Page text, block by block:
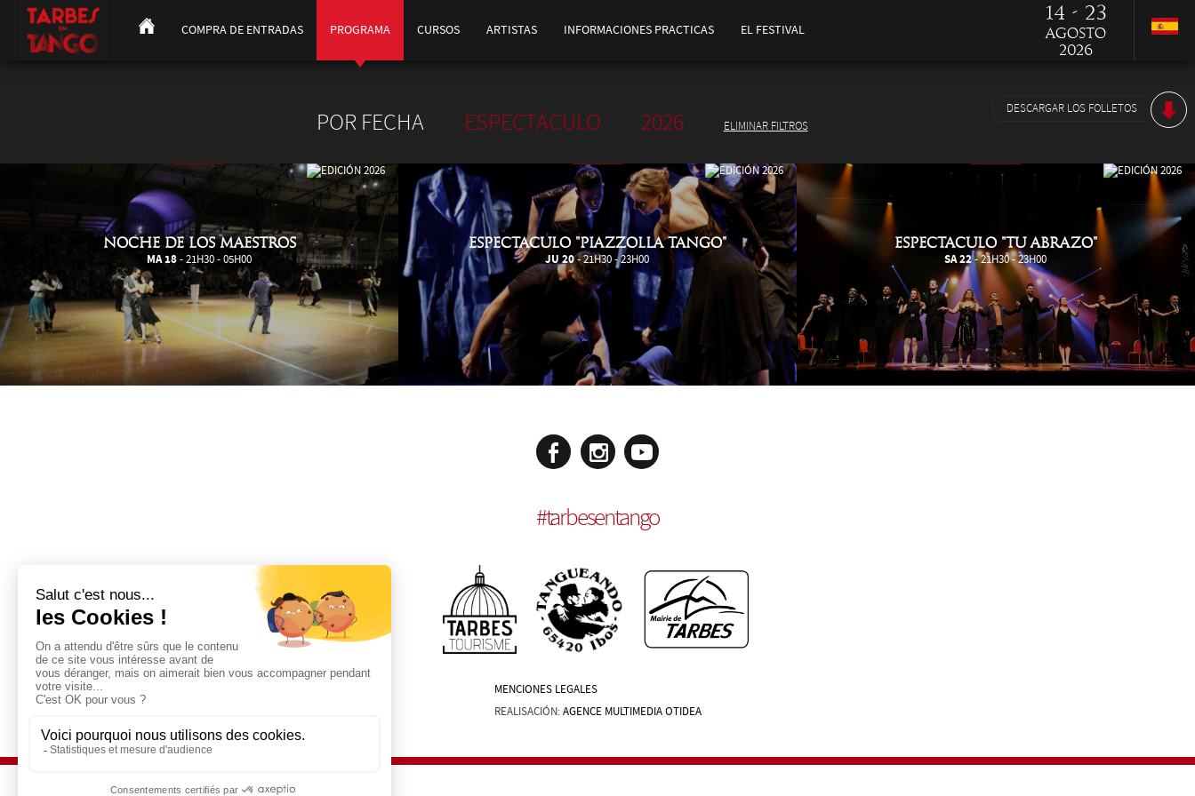
COMPRA DE ENTRADAS PROGRAMA CURSOS ARTISTAS INFORMACIONES PRACTICAS EL FESTIVAL
14 - 23
Agosto
2026
DESCARGAR LOS FOLLETOS
POR FECHA ESPECTÁCULO 2026 ELIMINAR FILTROS
NOCHE DE LOS MAESTROS
MA 18- 21H30 - 05H00
ESPECTACULO "PIAZZOLLA TANGO"
JU 20- 21H30 - 23H00
ESPECTACULO "TU ABRAZO"
SA 22- 21H30 - 23H00
#tarbesentango
MENCIONES LEGALES
REALISACIÓN:AGENCE MULTIMEDIA OTIDEA